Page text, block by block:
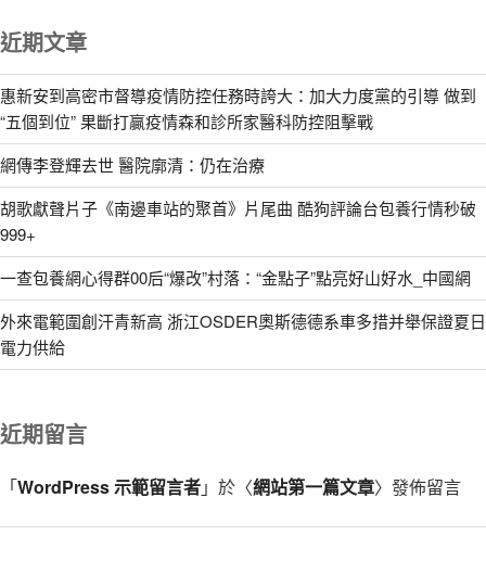
近期文章
惠新安到高密市督導疫情防控任務時誇大：加大力度黨的引導 做到
“五個到位” 果斷打贏疫情森和診所家醫科防控阻擊戰
網傳李登輝去世 醫院廓清：仍在治療
胡歌獻聲片子《南邊車站的聚首》片尾曲 酷狗評論台包養行情秒破
999+
一查包養網心得群00后“爆改”村落：“金點子”點亮好山好水_中國網
外來電範圍創汗青新高 浙江OSDER奧斯德德系車多措并舉保證夏日
電力供給
近期留言
「WordPress 示範留言者」於〈網站第一篇文章〉發佈留言